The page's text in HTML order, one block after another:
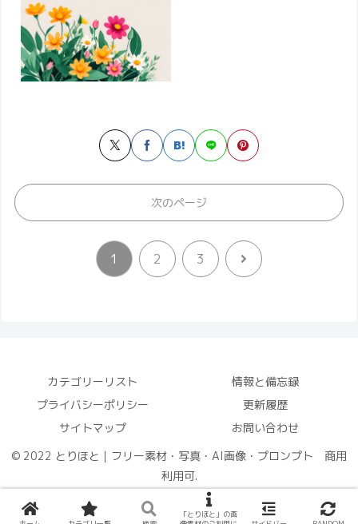
次のページ
1 2 3
次
カテゴリーリスト
情報と備忘録
プライバシーポリシー
更新履歴
サイトマップ
お問い合わせ
© 2022 とりほと｜フリー素材・写真・AI画像・プロンプト 商用
利用可.
「とりほと」の画